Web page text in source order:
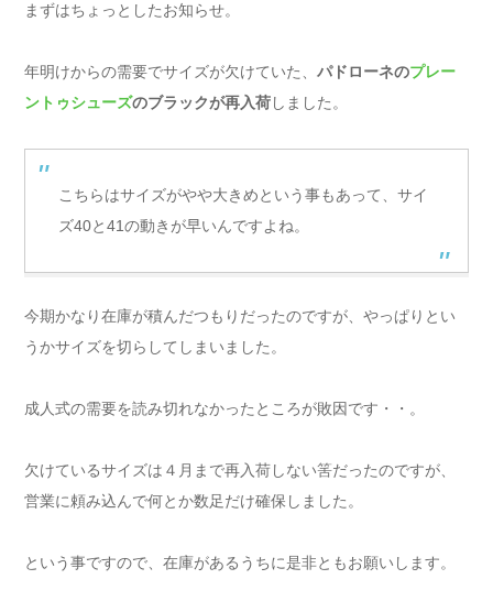
まずはちょっとしたお知らせ。
年明けからの需要でサイズが欠けていた、 パドローネのプレー
ントゥシューズのブラックが再入荷しました。
こちらはサイズがやや大きめという事もあって、サイ
ズ40と41の動きが早いんですよね。
今期かなり在庫が積んだつもりだったのですが、やっぱりとい
うかサイズを切らしてしまいました。
成人式の需要を読み切れなかったところが敗因です・・。
欠けているサイズは４月まで再入荷しない筈だったのですが、
営業に頼み込んで何とか数足だけ確保しました。
という事ですので、在庫があるうちに是非ともお願いします。